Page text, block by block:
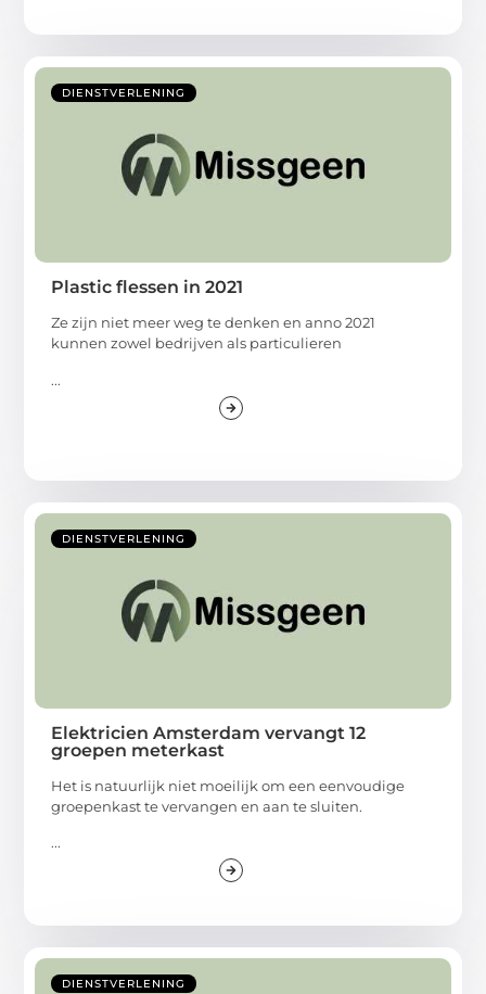
DIENSTVERLENING
Plastic flessen in 2021
Ze zijn niet meer weg te denken en anno 2021
kunnen zowel bedrijven als particulieren
...
DIENSTVERLENING
Elektricien Amsterdam vervangt 12
groepen meterkast
Het is natuurlijk niet moeilijk om een eenvoudige
groepenkast te vervangen en aan te sluiten.
...
DIENSTVERLENING